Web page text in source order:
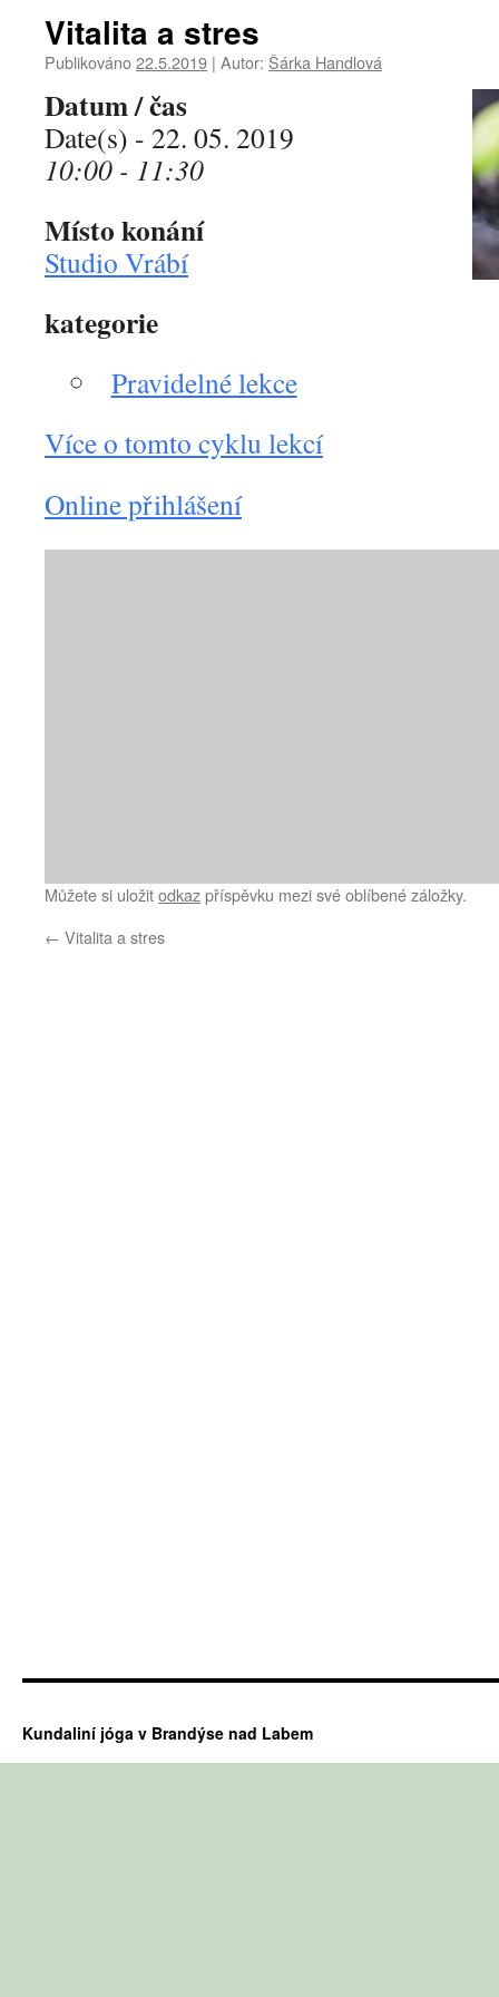
Vitalita a stres
Publikováno22.5.2019 | Autor: Šárka Handlová
Datum / čas
Date(s) - 22. 05. 2019
10:00 - 11:30
Místo konání
Studio Vrábí
kategorie
Pravidelné lekce
Více o tomto cyklu lekcí
Online přihlášení
Můžete si uložitodkazpříspěvku mezi své oblíbené záložky.
← Vitalita a stres
Kundaliní jóga v Brandýse nad Labem